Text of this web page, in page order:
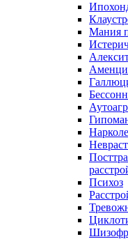
Мания
Психоз